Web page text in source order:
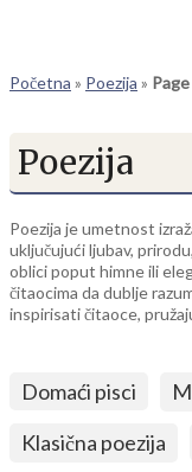
Početna » Poezija »
Poezija
Poezija je umetnost
uključujući ljubav,
oblici poput himne ili
čitaocima da dublje
inspirisati čitaoce,
Domaći pisci
Klasična poezija